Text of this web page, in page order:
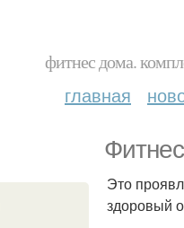
фитнес дома.
главная
Это
здоровый